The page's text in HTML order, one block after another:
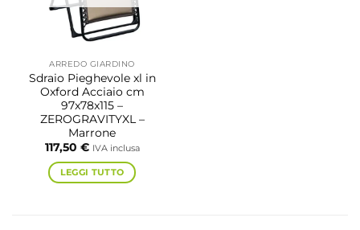
ARREDO GIARDINO
Sdraio Pieghevole xl in
Oxford Acciaio cm
97x78x115 –
ZEROGRAVITYXL –
Marrone
117,50 € IVA inclusa
LEGGI TUTTO